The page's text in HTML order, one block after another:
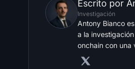
Escrito por
Investigación
Antony Bianco
a la
onchain con una